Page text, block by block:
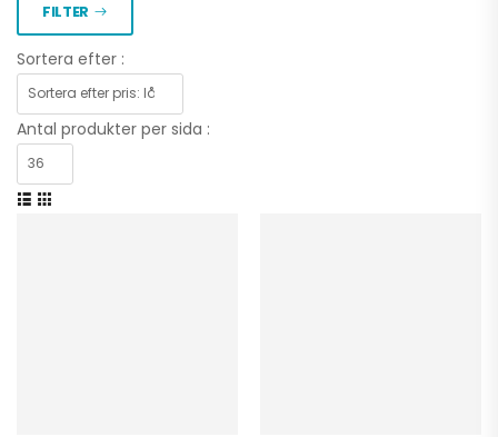
FILTER
Sortera efter :
Antal produkter per sida :